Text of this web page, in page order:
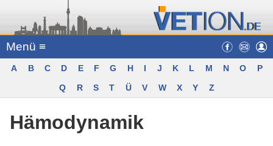
Menü ≡
A B C D E F G H I J K L M N O
P
Q
R S T Ü V W X Y Z
Hämodynamik